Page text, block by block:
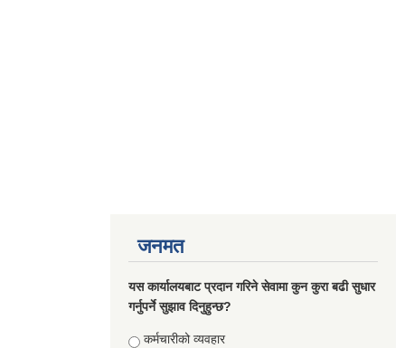
जनमत
यस कार्यालयबाट प्रदान गरिने सेवामा कुन कुरा बढी सुधार
गर्नुपर्ने सुझाव दिनुहुन्छ?
Choices
कर्मचारीको व्यवहार